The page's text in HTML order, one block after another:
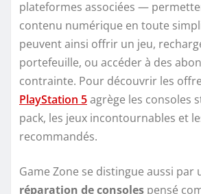
plateformes associées —
contenu numérique en toute
peuvent ainsi offrir un jeu,
portefeuille, ou accéder à des
contrainte. Pour découvrir les
PlayStation 5agrège les consoles
pack, les jeux incontournables et
recommandés.
Game Zone se distingue aussi par
réparation de consoles pensé